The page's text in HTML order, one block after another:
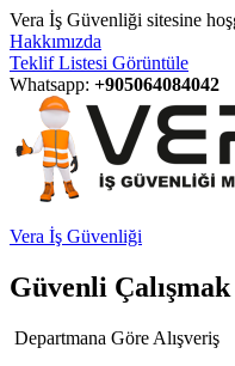
Vera İş Güvenliği sitesine
Hakkımızda
Teklif Listesi Görüntüle
Whatsapp: +905064084042
Vera İş Güvenliği
Güvenli
Departmana Göre Alışveriş